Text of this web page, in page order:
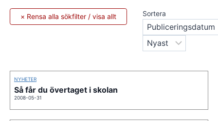
Sortera
NYHETER
Så får du övertaget i skolan
2008-05-31